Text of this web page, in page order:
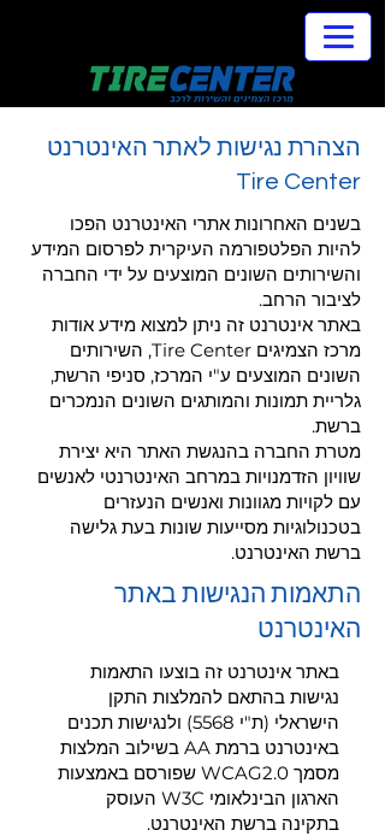
הצהרת נגישות לאתר האינטרנט
Tire Center
בשנים האחרונות אתרי האינטרנט הפכו
להיות הפלטפורמה העיקרית לפרסום המידע
והשירותים השונים המוצעים על ידי החברה
לציבור הרחב.
באתר אינטרנט זה ניתן למצוא מידע אודות
מרכז הצמיגים Tire Center, השירותים
השונים המוצעים ע"י המרכז, סניפי הרשת,
גלריית תמונות והמותגים השונים הנמכרים
ברשת.
מטרת החברה בהנגשת האתר היא יצירת
שוויון הזדמנויות במרחב האינטרנטי לאנשים
עם לקויות מגוונות ואנשים הנעזרים
בטכנולוגיות מסייעות שונות בעת גלישה
ברשת האינטרנט.
התאמות הנגישות באתר
האינטרנט
באתר אינטרנט זה בוצעו התאמות
נגישות בהתאם להמלצות התקן
הישראלי (ת"י 5568) ולנגישות תכנים
באינטרנט ברמת AA בשילוב המלצות
מסמך WCAG2.0 שפורסם באמצעות
הארגון הבינלאומי W3C העוסק
בתקינה ברשת האינטרנט.